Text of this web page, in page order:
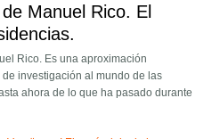
Manuel Rico. El
Rico. Es una aproximación
investigación al mundo de las
ahora de lo que ha pasado durante